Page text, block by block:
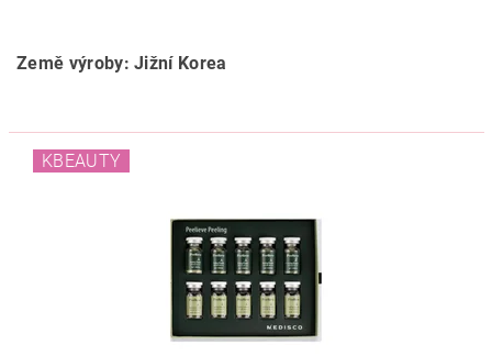
Země výroby: Jižní Korea
KBEAUTY